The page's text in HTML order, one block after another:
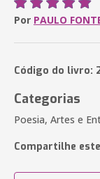
Por PAULO
Código do livro:
Categorias
Poesia, Artes e
Compartilhe